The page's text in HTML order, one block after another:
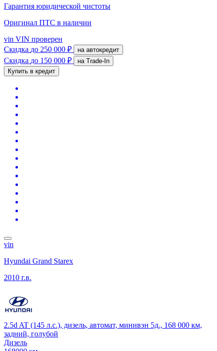
Гарантия юридической чистоты
Оригинал ПТС в наличии
vin VIN проверен
Скидка до 250 000 ₽ на автокредит
Скидка до 150 000 ₽
на Trade-In
Купить в кредит
vin
Hyundai Grand Starex
2010 г.в.
2.5d AT (145 л.с.), дизель, автомат, минивэн 5д., 168 000 км,
задний, голубой
Дизель